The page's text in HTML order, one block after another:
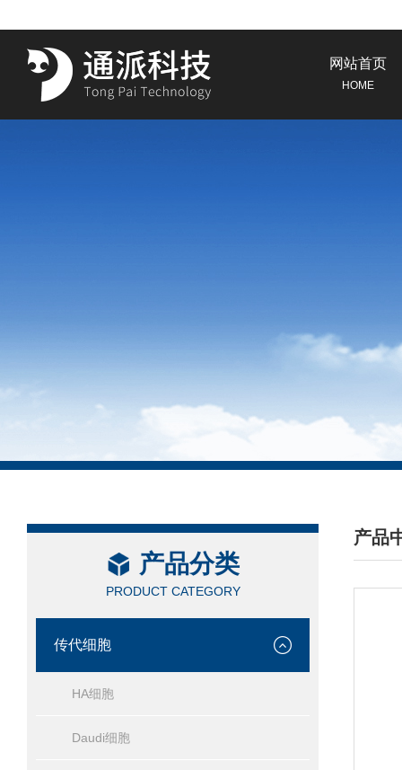
网站首页
HOME
产品分类
PRODUCT CATEGORY
传代细胞
HA细胞
Daudi细胞
产品
/